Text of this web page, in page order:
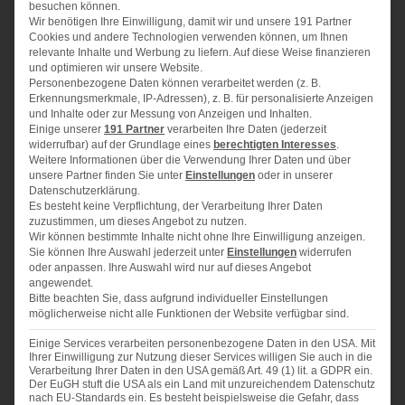
125 gweiche Butter
125 gbrauner Zucker
Päckchen Bourbon-Vanillezucker
Eier
50 gSchmand
TL Lebkuchengewürz (ich bevorzuge das von Ingo
Holland, Altes Gewürzamt)
Prise Salz
250 gMehl
80 ggemahlene Mandeln
Päckchen Backpulver
100ml Milch
125 g Bio Montmorency Getrocknet Sauerkirschen, 8
besuchen können.
Wir benötigen Ihre Einwilligung, damit wir und unsere 191 Partner
Cookies und andere Technologien verwenden können, um Ihnen
relevante Inhalte und Werbung zu liefern. Auf diese Weise finanzieren
und optimieren wir unsere Website.
Personenbezogene Daten können verarbeitet werden (z. B.
Erkennungsmerkmale, IP-Adressen), z. B. für personalisierte Anzeigen
und Inhalte oder zur Messung von Anzeigen und Inhalten.
Einige unserer 191 Partner verarbeiten Ihre Daten (jederzeit
widerrufbar) auf der Grundlage eines berechtigten Interesses.
Weitere Informationen über die Verwendung Ihrer Daten und über
unsere Partner finden Sie unter Einstellungen oder in unserer
Datenschutzerklärung.
Es besteht keine Verpflichtung, der Verarbeitung Ihrer Daten
zuzustimmen, um dieses Angebot zu nutzen.
Wir können bestimmte Inhalte nicht ohne Ihre Einwilligung anzeigen.
Sie können Ihre Auswahl jederzeit unter Einstellungen widerrufen
oder anpassen. Ihre Auswahl wird nur auf dieses Angebot
angewendet.
Bitte beachten Sie, dass aufgrund individueller Einstellungen
möglicherweise nicht alle Funktionen der Website verfügbar sind.
Einige Services verarbeiten personenbezogene Daten in den USA. Mit
Ihrer Einwilligung zur Nutzung dieser Services willigen Sie auch in die
Verarbeitung Ihrer Daten in den USA gemäß Art. 49 (1) lit. a GDPR ein.
Der EuGH stuft die USA als ein Land mit unzureichendem Datenschutz
nach EU-Standards ein. Es besteht beispielsweise die Gefahr, dass